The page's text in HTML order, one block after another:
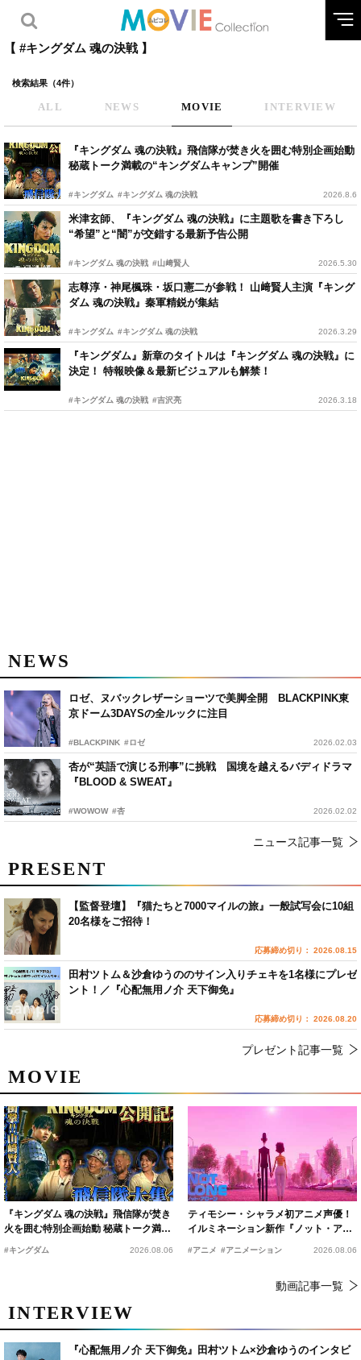
【 #キングダム 魂の決戦 】
検索結果（4件）
ALL NEWS MOVIE INTERVIEW
『キングダム 魂の決戦』飛信隊が焚き火を囲む特別企画始動
秘蔵トーク満載の“キングダムキャンプ”開催
#キングダム #キングダム 魂の決戦 2026.8.6
米津玄師、『キングダム 魂の決戦』に主題歌を書き下ろし
“希望”と“闇”が交錯する最新予告公開
#キングダム 魂の決戦 #山﨑賢人 2026.5.30
志尊淳・神尾楓珠・坂口憲二が参戦！ 山﨑賢人主演『キング
ダム 魂の決戦』秦軍精鋭が集結
#キングダム #キングダム 魂の決戦 2026.3.29
『キングダム』新章のタイトルは『キングダム 魂の決戦』に
決定！ 特報映像＆最新ビジュアルも解禁！
#キングダム 魂の決戦 #吉沢亮 2026.3.18
NEWS
ロゼ、ヌバックレザーショーツで美脚全開 BLACKPINK東
京ドーム3DAYSの全ルックに注目
#BLACKPINK #ロゼ 2026.02.03
杏が“英語で演じる刑事”に挑戦 国境を越えるバディドラマ
『BLOOD & SWEAT』
#WOWOW #杏 2026.02.02
ニュース記事一覧
MOVIE
『キングダム 魂の決戦』飛信隊が焚き
火を囲む特別企画始動 秘蔵トーク満載
の“キングダムキャンプ”開催
#キングダム 2026.08.06
ティモシー・シャラメ初アニメ声優！
イルミネーション新作『ノット・アロ
#アニメ #アニメーション 2026.08.06
動画記事一覧
INTERVIEW
『心配無用ノ介 天下御免』田村ツトム×沙倉ゆうのインタビ
PRESENT
【監督登壇】『猫たちと7000マイルの旅』一般試写会に10組
20名様をご招待！
応募締め切り： 2026.08.15
田村ツトム＆沙倉ゆうののサイン入りチェキを1名様にプレゼ
ント！／『心配無用ノ介 天下御免』
応募締め切り： 2026.08.20
プレゼント記事一覧